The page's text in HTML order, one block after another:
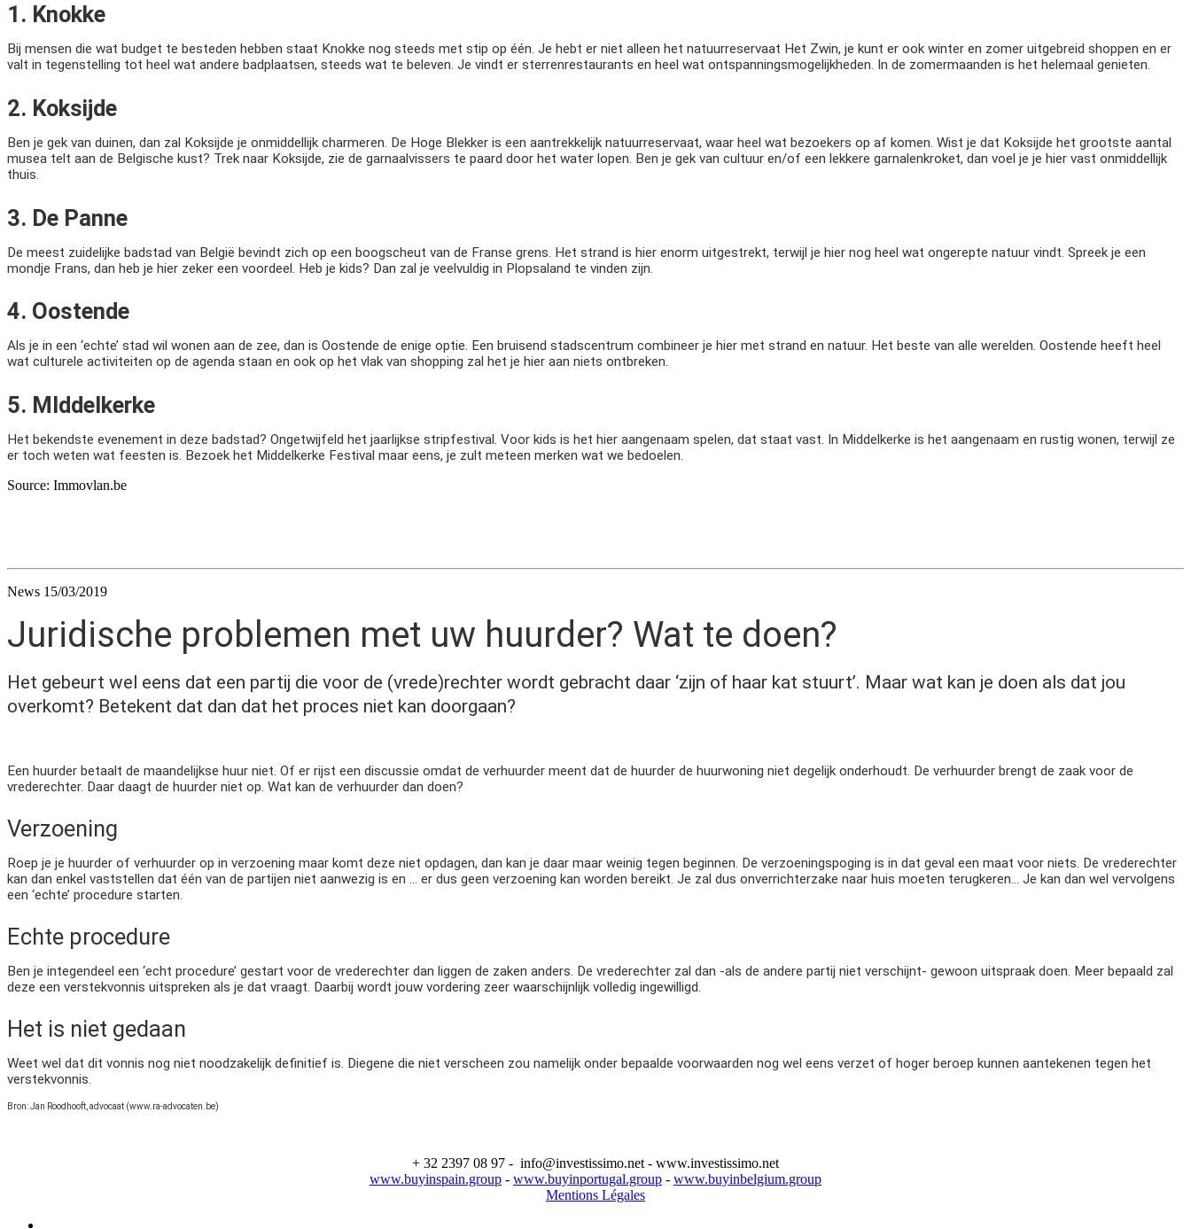
1. Knokke
Bij mensen die wat budget te besteden hebben staat Knokke nog steeds met stip op één. Je hebt er niet alleen het natuurreservaat Het Zwin, je kunt er ook winter en zomer uitgebreid shoppen en er
valt in tegenstelling tot heel wat andere badplaatsen, steeds wat te beleven. Je vindt er sterrenrestaurants en heel wat ontspanningsmogelijkheden. In de zomermaanden is het helemaal genieten.
2. Koksijde
Ben je gek van duinen, dan zal Koksijde je onmiddellijk charmeren. De Hoge Blekker is een aantrekkelijk natuurreservaat, waar heel wat bezoekers op af komen. Wist je dat Koksijde het grootste aantal
musea telt aan de Belgische kust? Trek naar Koksijde, zie de garnaalvissers te paard door het water lopen. Ben je gek van cultuur en/of een lekkere garnalenkroket, dan voel je je hier vast onmiddellijk
thuis.
3. De Panne
De meest zuidelijke badstad van België bevindt zich op een boogscheut van de Franse grens. Het strand is hier enorm uitgestrekt, terwijl je hier nog heel wat ongerepte natuur vindt. Spreek je een
mondje Frans, dan heb je hier zeker een voordeel. Heb je kids? Dan zal je veelvuldig in Plopsaland te vinden zijn.
4. Oostende
Als je in een ‘echte’ stad wil wonen aan de zee, dan is Oostende de enige optie. Een bruisend stadscentrum combineer je hier met strand en natuur. Het beste van alle werelden. Oostende heeft heel
wat culturele activiteiten op de agenda staan en ook op het vlak van shopping zal het je hier aan niets ontbreken.
5. MIddelkerke
Het bekendste evenement in deze badstad? Ongetwijfeld het jaarlijkse stripfestival. Voor kids is het hier aangenaam spelen, dat staat vast. In Middelkerke is het aangenaam en rustig wonen, terwijl ze
er toch weten wat feesten is. Bezoek het Middelkerke Festival maar eens, je zult meteen merken wat we bedoelen.
Source: Immovlan.be
News 15/03/2019
Juridische problemen met uw huurder? Wat te doen?
Het gebeurt wel eens dat een partij die voor de (vrede)rechter wordt gebracht daar ‘zijn of haar kat stuurt’. Maar wat kan je doen als dat jou
overkomt? Betekent dat dan dat het proces niet kan doorgaan?
Een huurder betaalt de maandelijkse huur niet. Of er rijst een discussie omdat de verhuurder meent dat de huurder de huurwoning niet degelijk onderhoudt. De verhuurder brengt de zaak voor de
vrederechter. Daar daagt de huurder niet op. Wat kan de verhuurder dan doen?
Verzoening
Roep je je huurder of verhuurder op in verzoening maar komt deze niet opdagen, dan kan je daar maar weinig tegen beginnen. De verzoeningspoging is in dat geval een maat voor niets. De vrederechter
kan dan enkel vaststellen dat één van de partijen niet aanwezig is en … er dus geen verzoening kan worden bereikt. Je zal dus onverrichterzake naar huis moeten terugkeren… Je kan dan wel vervolgens
een ‘echte’ procedure starten.
Echte procedure
Ben je integendeel een ‘echt procedure’ gestart voor de vrederechter dan liggen de zaken anders. De vrederechter zal dan -als de andere partij niet verschijnt- gewoon uitspraak doen. Meer bepaald zal
deze een verstekvonnis uitspreken als je dat vraagt. Daarbij wordt jouw vordering zeer waarschijnlijk volledig ingewilligd.
Het is niet gedaan
Weet wel dat dit vonnis nog niet noodzakelijk definitief is. Diegene die niet verscheen zou namelijk onder bepaalde voorwaarden nog wel eens verzet of hoger beroep kunnen aantekenen tegen het
verstekvonnis.
Bron: Jan Roodhooft, advocaat (www.ra-advocaten.be)
+ 32 2397 08 97 - info@investissimo.net - www.investissimo.net
www.buyinspain.group - www.buyinportugal.group - www.buyinbelgium.group
Mentions Légales